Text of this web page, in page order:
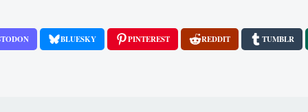
BLUESKY PINTEREST REDDIT TUMBLR